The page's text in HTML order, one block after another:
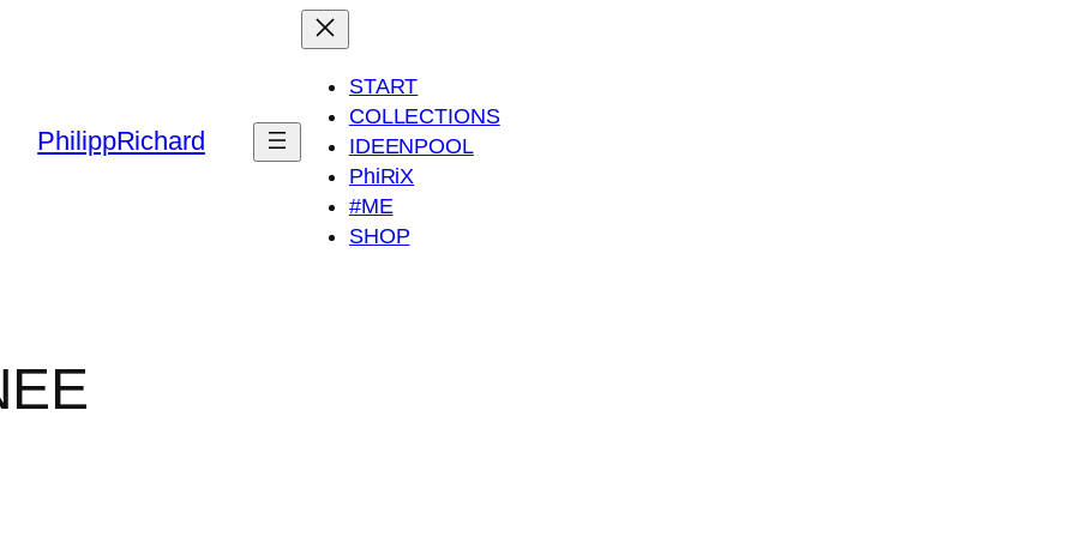
PhilippRichard
START
COLLECTIONS
IDEENPOOL
PhiRiX
#ME
SHOP